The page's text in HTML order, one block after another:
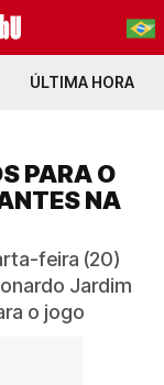
ÚLTIMA HORA
PARA O
NA
feira (20)
Jardim
o jogo